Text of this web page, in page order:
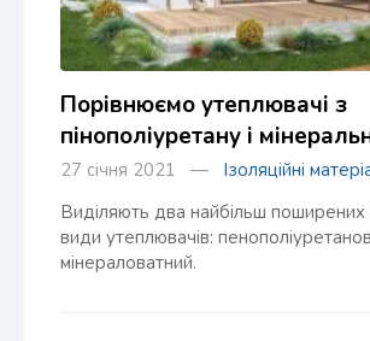
Порівнюємо утеплювачі з
пінополіуретану і
27 січня 2021 — Ізоляційні
Виділяють два найбільш
види утеплювачів:
мінераловатний.